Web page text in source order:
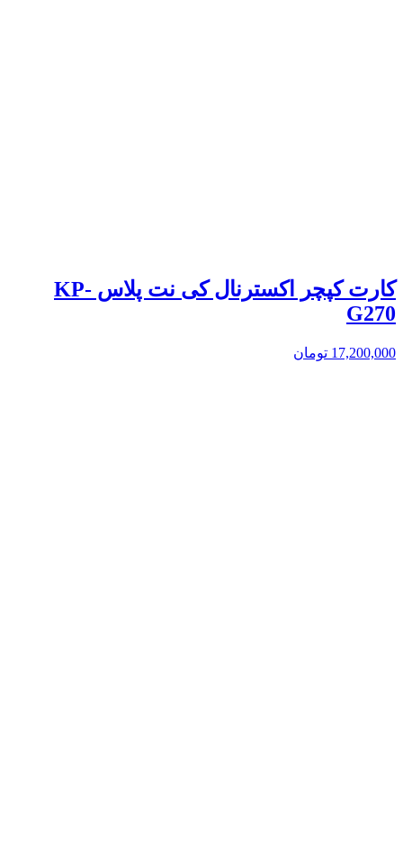
کارت کپچر اکسترنال کی نت پلاس KP-
G270
17,200,000 تومان